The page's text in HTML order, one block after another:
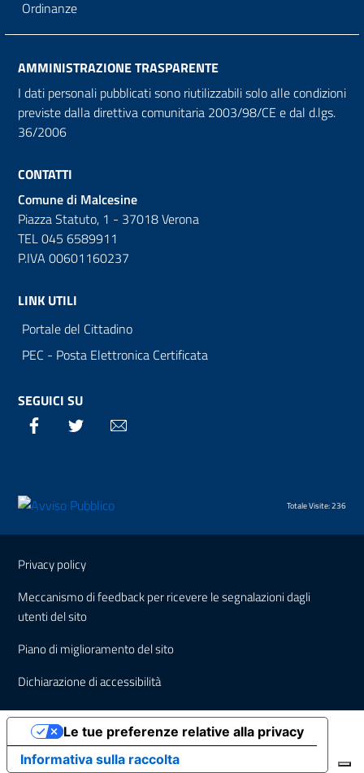
Ordinanze
AMMINISTRAZIONE TRASPARENTE
I dati personali pubblicati sono riutilizzabili solo alle condizioni
previste dalla direttiva comunitaria 2003/98/CE e dal d.lgs.
36/2006
CONTATTI
Comune di Malcesine
Piazza Statuto, 1 - 37018 Verona
TEL 045 6589911
P.IVA 00601160237
LINK UTILI
Portale del Cittadino
PEC - Posta Elettronica Certificata
SEGUICI SU
Facebook Twitter
Totale Visite: 236
Sezione Link Utili
Privacy policy
Meccanismo di feedback per ricevere le segnalazioni dagli
utenti del sito
Piano di miglioramento del sito
Dichiarazione di accessibilità
Informativa sulla raccolta
Le tue preferenze relative alla privacy